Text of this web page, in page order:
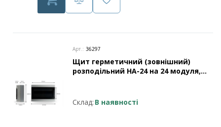
Арт.: 36297
Щит герметичний (зовнішний)
розподільний HA-24 на 24 модуля,
Склад: В наявності